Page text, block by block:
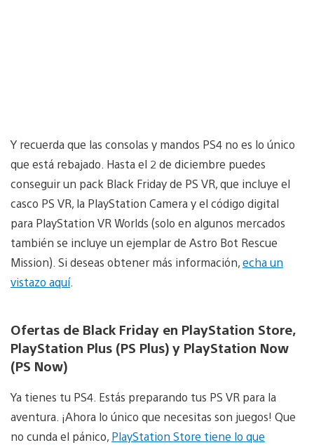
Y recuerda que las consolas y mandos PS4 no es lo único
que está rebajado. Hasta el 2 de diciembre puedes
conseguir un pack Black Friday de PS VR, que incluye el
casco PS VR, la PlayStation Camera y el código digital
para PlayStation VR Worlds (solo en algunos mercados
también se incluye un ejemplar de Astro Bot Rescue
Mission). Si deseas obtener más información,echa un
vistazo aquí.
Ofertas de Black Friday en PlayStation Store,
PlayStation Plus (PS Plus) y PlayStation Now
(PS Now)
Ya tienes tu PS4. Estás preparando tus PS VR para la
aventura. ¡Ahora lo único que necesitas son juegos! Que
no cunda el pánico, PlayStation Store tiene lo que